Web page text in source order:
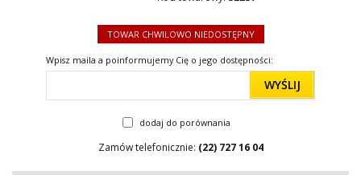
TOWAR CHWILOWO NIEDOSTĘPNY
Wpisz maila a poinformujemy Cię o jego dostępności:
WYŚLIJ
dodaj do porównania
Zamów telefonicznie: (22) 727 16 04